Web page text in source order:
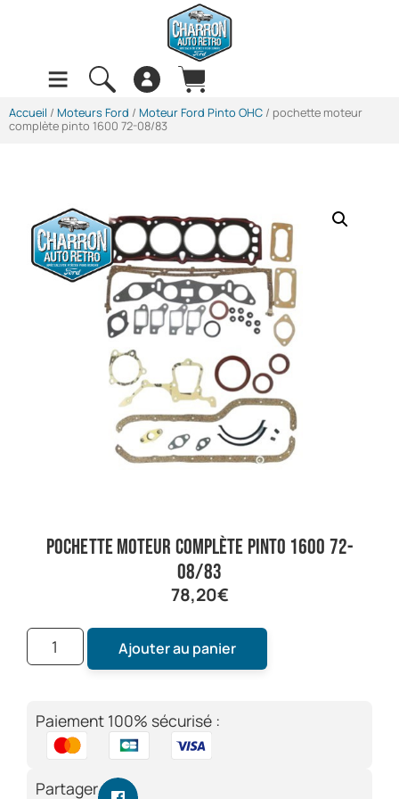
Accueil / Moteurs Ford / Moteur Ford Pinto OHC / pochette moteur
complète pinto 1600 72-08/83
pochette moteur complète pinto 1600 72-
08/83
78,20€
Ajouter au panier
Paiement 100% sécurisé :
Partager